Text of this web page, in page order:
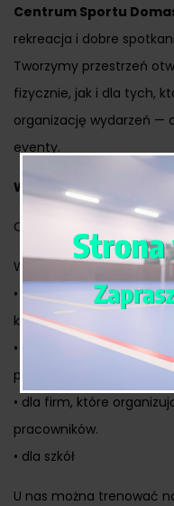
Centrum Sportu
rekreacja i dobre
Tworzymy przestrzeń
fizycznie, jak i dla tych,
organizację wydarzeń —
eventy.
Wynajem sal
Oferujemy nowoczesne,
Wynajmujemy je:
• dla grup rekreacyjnych,
koszykówkę, piłkę ręczną
• dla trenerów i
prowadzić zajęcia
• dla firm, które
pracowników.
• dla szkół
U nas można trenować